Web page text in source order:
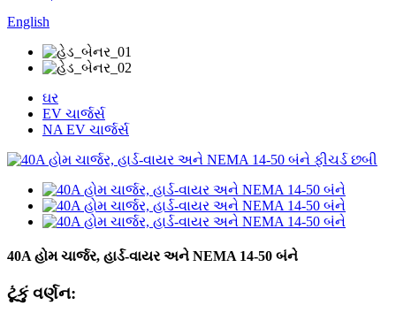
English
ઘર
EV ચાર્જર્સ
NA EV ચાર્જર્સ
40A હોમ ચાર્જર, હાર્ડ-વાયર અને NEMA 14-50 બંને
ટૂંકું વર્ણન: